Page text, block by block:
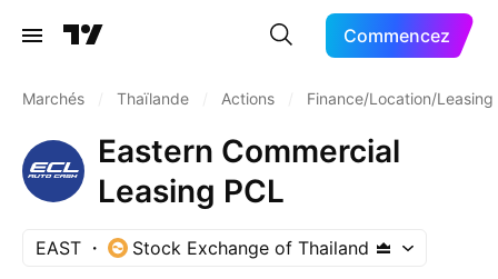
Commencez
Marchés Thaïlande Actions Finance/Location/Leasing
Eastern Commercial
Leasing PCL
EAST Stock Exchange of Thailand